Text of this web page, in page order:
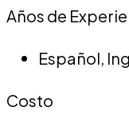
Años de
Español,
Costo